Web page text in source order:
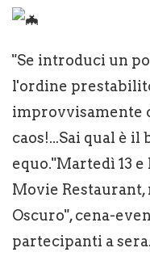
"Se introduci un
l'ordine
improvvisamente
caos!...Sai qual è il
equo."Martedì 13
Movie
Oscuro", cena-
partecipanti a sera.